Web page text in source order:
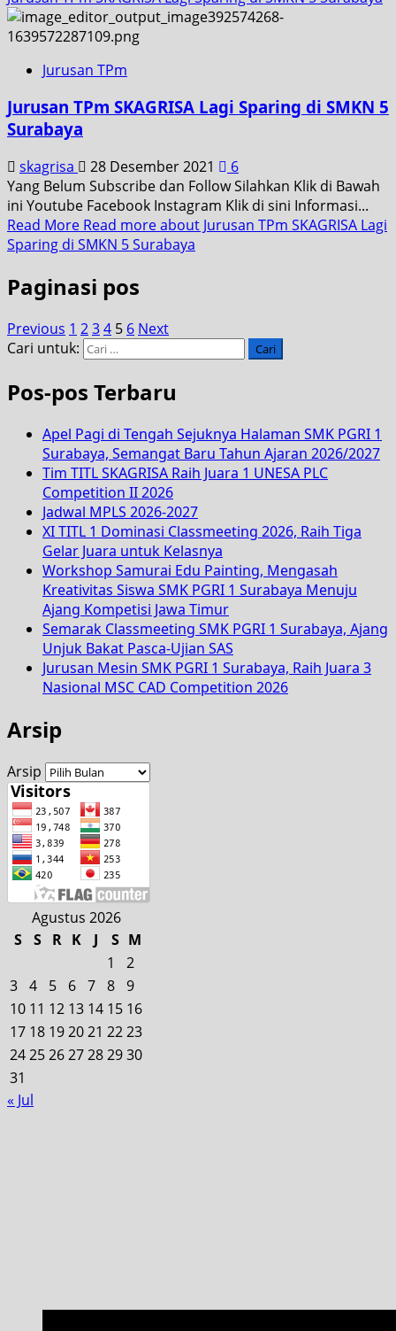
Jurusan TPm
Jurusan TPm SKAGRISA Lagi Sparing di SMKN 5
Surabaya
skagrisa 28 Desember 2021
6
Yang Belum Subscribe dan Follow Silahkan Klik di Bawah
ini Youtube Facebook Instagram Klik di sini Informasi...
Read More Read more about Jurusan TPm SKAGRISA Lagi
Sparing di SMKN 5 Surabaya
Paginasi pos
Previous 1 234 5 6 Next
Cari untuk:
Pos-pos Terbaru
Apel Pagi di Tengah Sejuknya Halaman SMK PGRI 1
Surabaya, Semangat Baru Tahun Ajaran 2026/2027
Tim TITL SKAGRISA Raih Juara 1 UNESA PLC
Competition II 2026
Jadwal MPLS 2026-2027
XI TITL 1 Dominasi Classmeeting 2026, Raih Tiga
Gelar Juara untuk Kelasnya
Workshop Samurai Edu Painting, Mengasah
Kreativitas Siswa SMK PGRI 1 Surabaya Menuju
Ajang Kompetisi Jawa Timur
Semarak Classmeeting SMK PGRI 1 Surabaya, Ajang
Unjuk Bakat Pasca-Ujian SAS
Jurusan Mesin SMK PGRI 1 Surabaya, Raih Juara 3
Nasional MSC CAD Competition 2026
Arsip
Arsip
Agustus 2026
S
S R K J S M
1
2
3 4 5 6 7 8 9
10 11 12 13 14 15 16
17 18 192021 2223
24252627282930
31
« Jul